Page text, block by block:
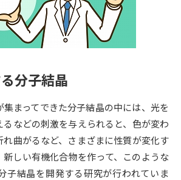
備校
大学入学共通テスト「受験案
内」の請求
験上の
高等学校卒業程度認定試験
小学校教員資格認定試験
格認定
学研究 大学検索
分子結晶
まってできた分子結晶の中には、光を
るなどの刺激を与えられると、色が変わ
れ曲がるなど、さまざまに性質が変化す
新しい有機化合物を作って、このような
子結晶を開発する研究が行われていま